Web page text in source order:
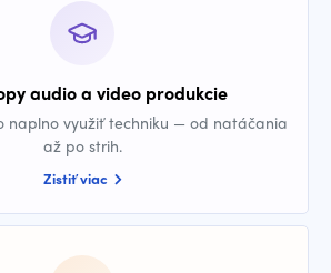
audio a video produkcie
naplno využiť techniku — od natáčania
až po strih.
Zistiť viac